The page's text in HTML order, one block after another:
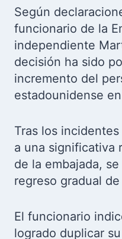
Según
funcionario de la
independiente
decisión ha sido
incremento del
estadounidense
Tras los
a una significativa
de la embajada,
regreso gradual
El funcionario
logrado duplicar